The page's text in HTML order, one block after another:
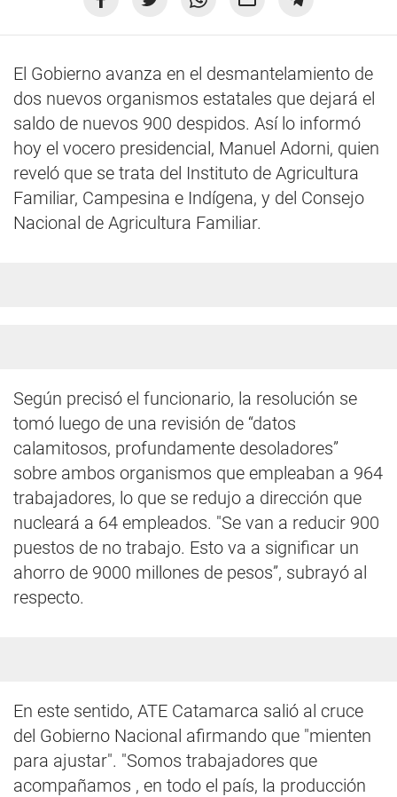
El Gobierno avanza en el desmantelamiento de
dos nuevos organismos estatales que dejará el
saldo de nuevos 900 despidos. Así lo informó
hoy el vocero presidencial, Manuel Adorni, quien
reveló que se trata del Instituto de Agricultura
Familiar, Campesina e Indígena, y del Consejo
Nacional de Agricultura Familiar.
Según precisó el funcionario, la resolución se
tomó luego de una revisión de “datos
calamitosos, profundamente desoladores”
sobre ambos organismos que empleaban a 964
trabajadores, lo que se redujo a dirección que
nucleará a 64 empleados. "Se van a reducir 900
puestos de no trabajo. Esto va a significar un
ahorro de 9000 millones de pesos”, subrayó al
respecto.
En este sentido, ATE Catamarca salió al cruce
del Gobierno Nacional afirmando que "mienten
para ajustar". "Somos trabajadores que
acompañamos , en todo el país, la producción